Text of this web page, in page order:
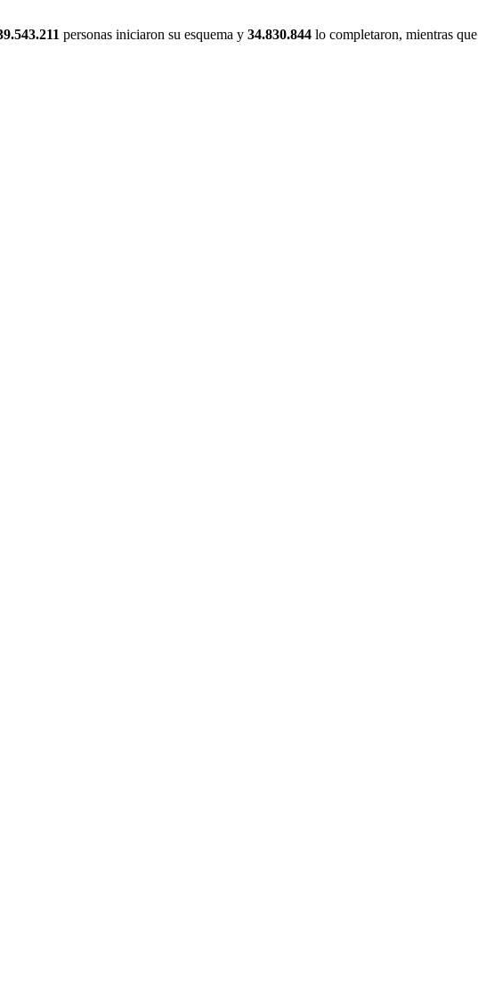
personas iniciaron su esquema y 34.830.844 lo completaron, mientras que